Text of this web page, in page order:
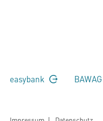
easybank BAWAG